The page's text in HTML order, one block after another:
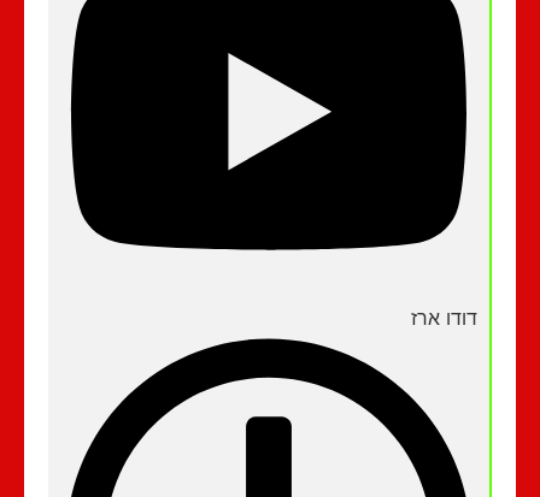
דודו ארז